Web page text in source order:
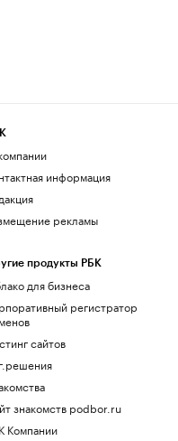
информация
рекламы
продукты РБК
для бизнеса
регистратор
сайтов
знакомств podbor.ru
Компании